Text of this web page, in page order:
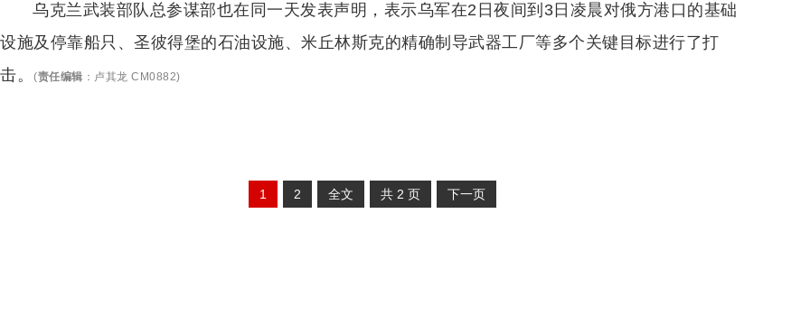
乌克兰武装部队总参谋部也在同一天发表声明，表示乌军在2日夜间到3日凌晨对俄方港口的基础
设施及停靠船只、圣彼得堡的石油设施、米丘林斯克的精确制导武器工厂等多个关键目标进行了打
击。
(责任编辑 ： 卢其龙 CM0882)
1 2 全文 共 2 页 下一页